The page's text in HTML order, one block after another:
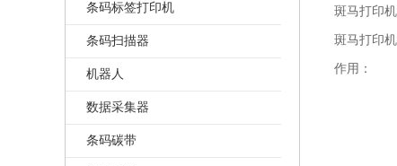
条码标签打印机
条码扫描器
机器人
数据采集器
条码碳带
斑马打印
斑马打印
作用：